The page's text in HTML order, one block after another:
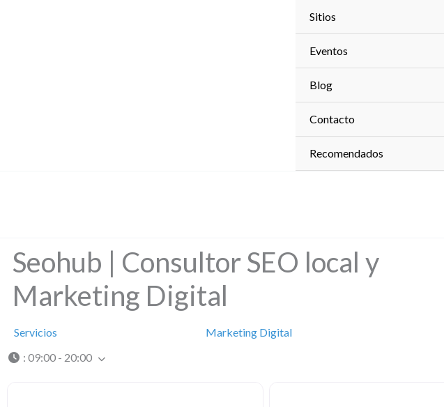
Sitios
Eventos
Blog
Contacto
Recomendados
Seohub | Consultor SEO local y
Marketing Digital
Servicios
Marketing Digital
: 09:00 - 20:00